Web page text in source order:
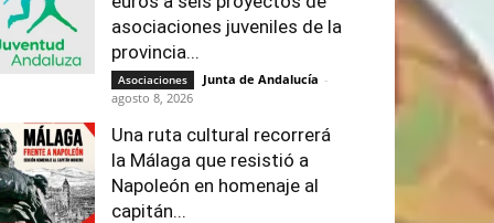
asociaciones juveniles de la
provincia...
Asociaciones Junta de Andalucía -
agosto 8, 2026
Una ruta cultural recorrerá
la Málaga que resistió a
Napoleón en homenaje al
capitán...